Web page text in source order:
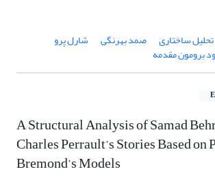
تحلیل ساختاری صمد بهرنگی شارل پرو
برومون مقدمه
A Structural Analysis of Samad
Charles Perrault’s Stories Based on
Bremond’s Models